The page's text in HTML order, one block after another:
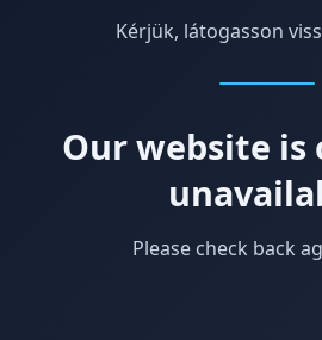
Kérjük, látogasson
Our website
Please check back